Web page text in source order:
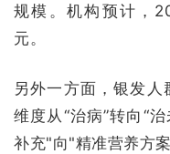
规模。机构预计，
元。
另外一方面，银发
维度从“治病”转向“
补充"向"精准营养方案